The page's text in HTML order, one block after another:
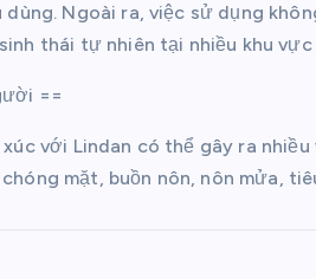
Ngoài ra, việc sử dụng
thái tự nhiên tại nhiều khu
==
với Lindan có thể gây ra
mặt, buồn nôn, nôn mửa,